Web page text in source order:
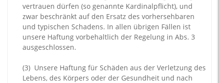
vertrauen dürfen (so genannte Kardinalpflicht), und
zwar beschränkt auf den Ersatz des vorhersehbaren
und typischen Schadens. In allen übrigen Fällen ist
unsere Haftung vorbehaltlich der Regelung in Abs. 3
ausgeschlossen.
(3) Unsere Haftung für Schäden aus der Verletzung des
Lebens, des Körpers oder der Gesundheit und nach